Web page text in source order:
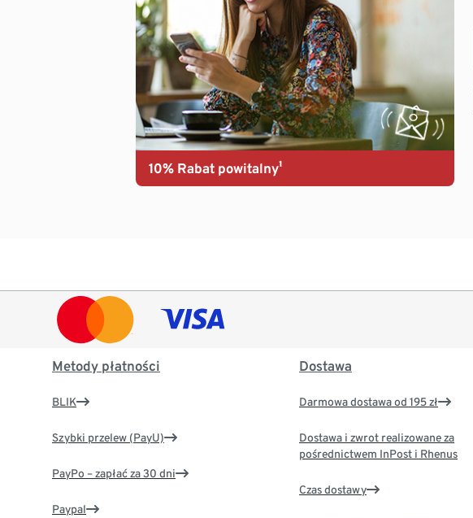
10% Rabat powitalny¹
Metody płatności
BLIK
Szybki przelew (PayU)
PayPo – zapłać za 30 dni
Paypal
Dostawa
Darmowa dostawa od 195 zł
Dostawa i zwrot realizowane za
pośrednictwem InPost i Rhenus
Czas dostawy